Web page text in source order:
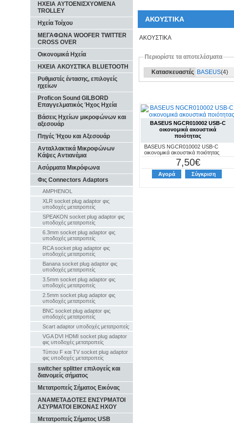
ΑΚΟΥΣΤΙΚΑ
ΑΚΟΥΣΤΙΚΑ
Περιορίστε τα αποτελέσματα
Κατασκευαστές BASEUS(4)
BASEUS NGCR010002 USB-C
οικονομικά ακουστικά
ποιότητας
BASEUS NGCR010002 USB-C
οικονομικά ακουστικά ποιότητας
7,50€
Αγορά Σύγκριση
ΗΧΕΙΑ ΑΥΤΟΕΝΙΣΧΥΟΜΕΝΑ
TROLLEY
Ηχεία Τοίχου
ΜΕΓΑΦΩΝΑ WOOFER TWITTER
CROSS OVER
Οικονομικά Ηχεία
ΗΧΕΙΑ ΑΚΟΥΣΤΙΚΑ BLUETOOTH
Ρυθμιστές έντασης, επιλογείς
ηχείων
Proficon Sound GILBORD
Επαγγελματικός Ήχος Ηχεία
Βάσεις Ηχείων μικροφώνων και
αξεσουάρ
Πηγές Ήχου και Αξεσουάρ
Ανταλλακτικά Μικροφώνων
Κάψες Αντιανέμια
Ασύρματα Μικρόφωνα
Φις Connectors Adaptors
AMPHENOL
XLR socket plug adaptor φις
υποδοχές μετατροπείς
SPEAKON socket plug adaptor φις
υποδοχές μετατροπείς
6.3mm socket plug adaptor φις
υποδοχές μετατροπείς
RCA socket plug adaptor φις
υποδοχές μετατροπείς
Banana socket plug adaptor φις
υποδοχές μετατροπείς
3.5mm socket plug adaptor φις
υποδοχές μετατροπείς
2.5mm socket plug adaptor φις
υποδοχές μετατροπείς
BNC socket plug adaptor φις
υποδοχές μετατροπείς
Scart adaptor υποδοχές μετατροπείς
VGA DVI HDMI socket plug adaptor
φις υποδοχές μετατροπείς
Τύπου F και TV socket plug adaptor
φις υποδοχές μετατροπείς
switcher splitter επιλογείς και
διανομείς σήματος
Μετατροπείς Σήματος Εικόνας
ΑΝΑΜΕΤΑΔΟΤΕΣ ΕΝΣΥΡΜΑΤΟΙ
ΑΣΥΡΜΑΤΟΙ ΕΙΚΟΝΑΣ ΗΧΟΥ
Μετατροπείς Σήματος USB